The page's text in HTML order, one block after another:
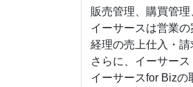
販売管理、購買管
イーサースは営業
経理の売上仕入・請
さらに、イーサー
イーサースfor Bizの